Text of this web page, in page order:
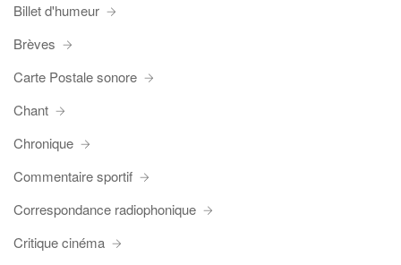
Billet d'humeur
Brèves
Carte Postale sonore
Chant
Chronique
Commentaire sportif
Correspondance radiophonique
Critique cinéma